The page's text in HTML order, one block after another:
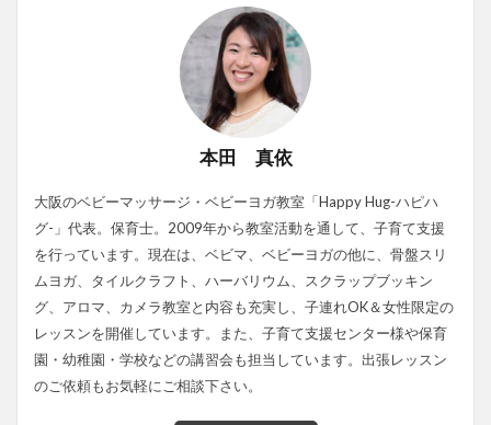
本田 真依
大阪のベビーマッサージ・ベビーヨガ教室「Happy Hug-ハピハ
グ-」代表。保育士。2009年から教室活動を通して、子育て支援
を行っています。現在は、ベビマ、ベビーヨガの他に、骨盤スリ
ムヨガ、タイルクラフト、ハーバリウム、スクラップブッキン
グ、アロマ、カメラ教室と内容も充実し、子連れOK＆女性限定の
レッスンを開催しています。また、子育て支援センター様や保育
園・幼稚園・学校などの講習会も担当しています。出張レッスン
のご依頼もお気軽にご相談下さい。